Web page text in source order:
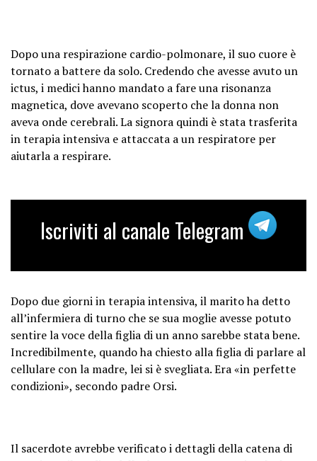
Dopo una respirazione cardio-polmonare, il suo cuore è
tornato a battere da solo. Credendo che avesse avuto un
ictus, i medici hanno mandato a fare una risonanza
magnetica, dove avevano scoperto che la donna non
aveva onde cerebrali. La signora quindi è stata trasferita
in terapia intensiva e attaccata a un respiratore per
aiutarla a respirare.
Iscriviti al canale Telegram
Dopo due giorni in terapia intensiva, il marito ha detto
all’infermiera di turno che se sua moglie avesse potuto
sentire la voce della figlia di un anno sarebbe stata bene.
Incredibilmente, quando ha chiesto alla figlia di parlare al
cellulare con la madre, lei si è svegliata. Era «in perfette
condizioni», secondo padre Orsi.
Il sacerdote avrebbe verificato i dettagli della catena di